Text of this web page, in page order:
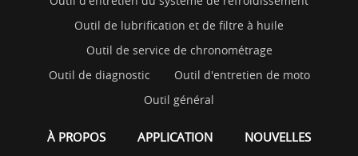
Outil de lubrification et de filtre à huile
Outil de service de chronométrage
Outil de diagnostic
Outil d'entretien de moto
Outil général
À PROPOS APPLICATION NOUVELLES